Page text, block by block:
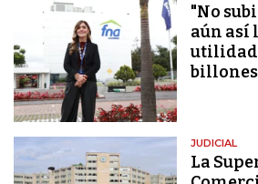
"No
aún así
billones
JUDICIAL
La